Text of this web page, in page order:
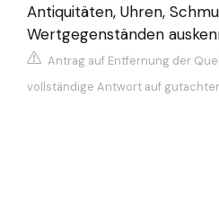
Antiquitäten, Uhren,
Wertgegenständen
Antrag auf Entfernung der
vollständige Antwort auf